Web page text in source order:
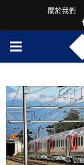
關於我們
PRIMARY